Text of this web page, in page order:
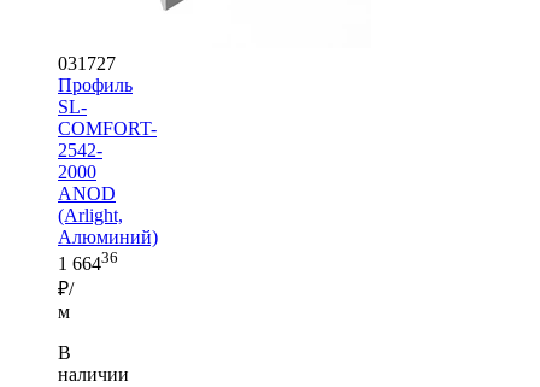
031727
Профиль
SL-
COMFORT-
2542-
2000
ANOD
(Arlight,
Алюминий)
1 66436
₽/
м
В
наличии